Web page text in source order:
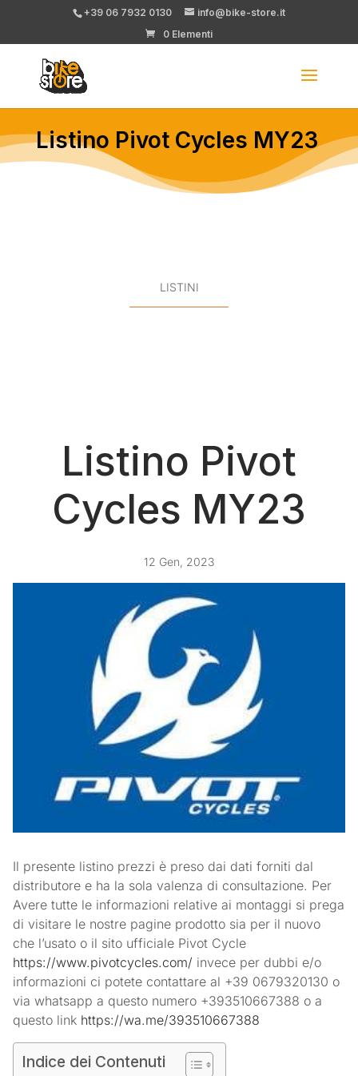
+39 06 7932 0130
info@bike-store.it
0 Elementi
Listino Pivot Cycles MY23
LISTINI
Listino Pivot
Cycles MY23
12 Gen, 2023
Il presente listino prezzi è preso dai dati forniti dal
distributore e ha la sola valenza di consultazione. Per
Avere tutte le informazioni relative ai montaggi si prega
di visitare le nostre pagine prodotto sia per il nuovo
che l’usato o il sito ufficiale Pivot Cycle
https://www.pivotcycles.com/ invece per dubbi e/o
informazioni ci potete contattare al +39 0679320130 o
via whatsapp a questo numero +393510667388 o a
questo link https://wa.me/393510667388
Indice dei Contenuti